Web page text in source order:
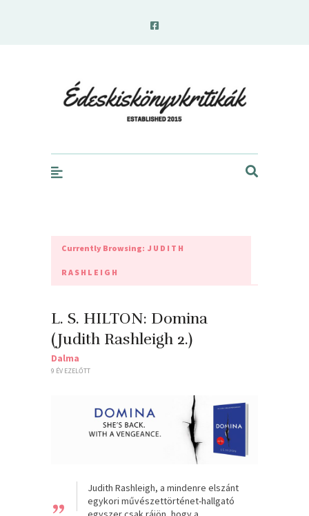
Currently Browsing: JUDITH
RASHLEIGH
L. S. HILTON: Domina
(Judith Rashleigh 2.)
Dalma
9 ÉV EZELŐTT
„
Judith Rashleigh, a mindenre elszánt
egykori művészettörténet-hallgató